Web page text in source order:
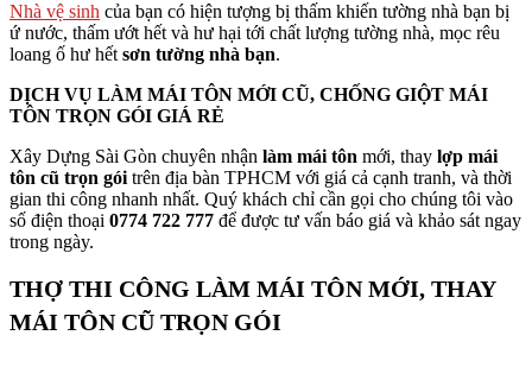
Nhà vệ sinh của bạn có hiện tượng bị thấm khiến tường nhà bạn bị
ứ nước, thấm ướt hết và hư hại tới chất lượng tường nhà, mọc rêu
loang ố hư hết sơn tường nhà bạn.
DỊCH VỤ LÀM MÁI TÔN MỚI CŨ, CHỐNG GIỘT MÁI
TÔN TRỌN GÓI GIÁ RẺ
Xây Dựng Sài Gòn chuyên nhận làm mái tôn mới, thay lợp mái
tôn cũ trọn gói trên địa bàn TPHCM với giá cả cạnh tranh, và thời
gian thi công nhanh nhất. Quý khách chỉ cần gọi cho chúng tôi vào
số điện thoại 0774 722 777 để được tư vấn báo giá và khảo sát ngay
trong ngày.
THỢ THI CÔNG LÀM MÁI TÔN MỚI, THAY
MÁI TÔN CŨ TRỌN GÓI